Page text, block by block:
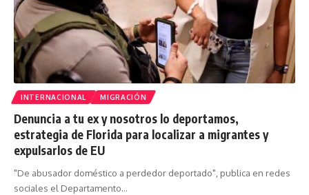
INTERNACIONAL MIGRACIÓN
Denuncia a tu ex y nosotros lo deportamos,
estrategia de Florida para localizar a migrantes y
expulsarlos de EU
"De abusador doméstico a perdedor deportado", publica en redes
sociales el Departamento…